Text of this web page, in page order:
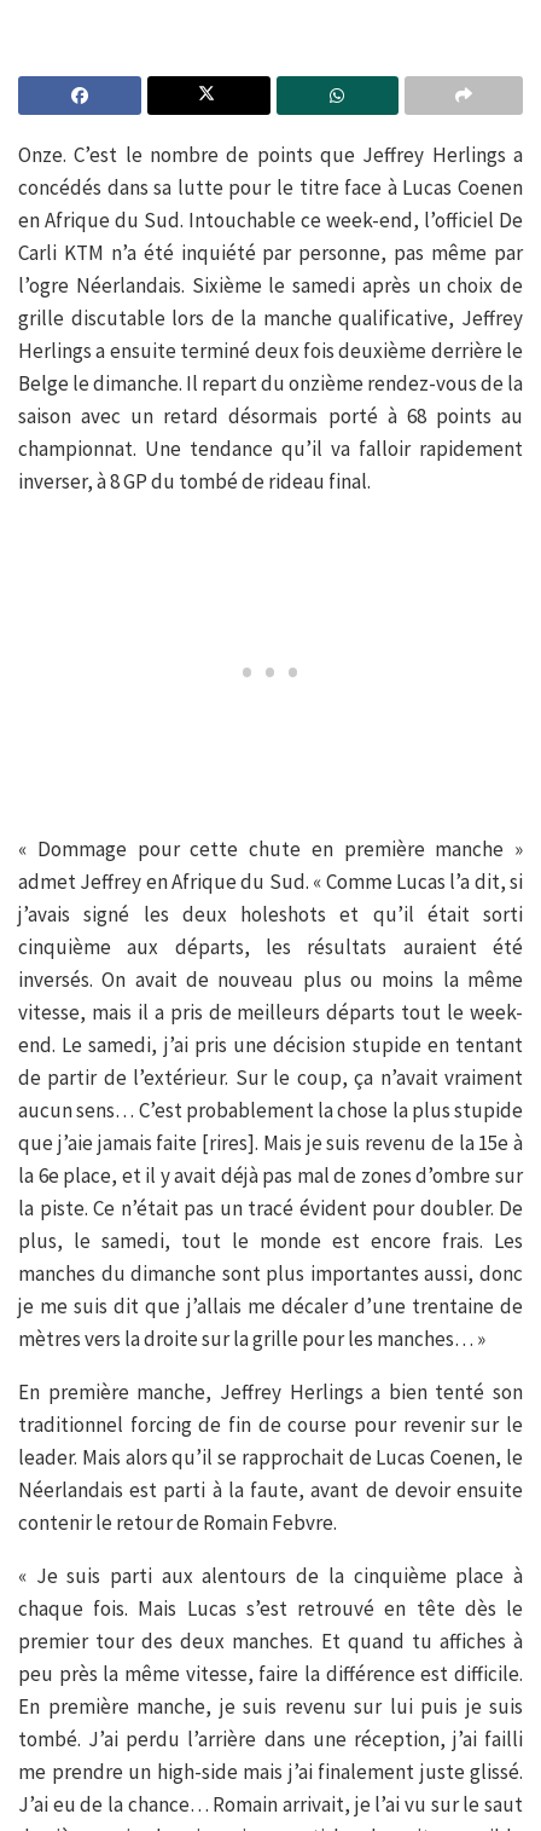
Onze. C’est le nombre de points que Jeffrey Herlings a
concédés dans sa lutte pour le titre face à Lucas Coenen
en Afrique du Sud. Intouchable ce week-end, l’officiel De
Carli KTM n’a été inquiété par personne, pas même par
l’ogre Néerlandais. Sixième le samedi après un choix de
grille discutable lors de la manche qualificative, Jeffrey
Herlings a ensuite terminé deux fois deuxième derrière le
Belge le dimanche. Il repart du onzième rendez-vous de la
saison avec un retard désormais porté à 68 points au
championnat. Une tendance qu’il va falloir rapidement
inverser, à 8 GP du tombé de rideau final.
« Dommage pour cette chute en première manche »
admet Jeffrey en Afrique du Sud. « Comme Lucas l’a dit, si
j’avais signé les deux holeshots et qu’il était sorti
cinquième aux départs, les résultats auraient été
inversés. On avait de nouveau plus ou moins la même
vitesse, mais il a pris de meilleurs départs tout le week-
end. Le samedi, j’ai pris une décision stupide en tentant
de partir de l’extérieur. Sur le coup, ça n’avait vraiment
aucun sens… C’est probablement la chose la plus stupide
que j’aie jamais faite [rires]. Mais je suis revenu de la 15e à
la 6e place, et il y avait déjà pas mal de zones d’ombre sur
la piste. Ce n’était pas un tracé évident pour doubler. De
plus, le samedi, tout le monde est encore frais. Les
manches du dimanche sont plus importantes aussi, donc
je me suis dit que j’allais me décaler d’une trentaine de
mètres vers la droite sur la grille pour les manches… »
En première manche, Jeffrey Herlings a bien tenté son
traditionnel forcing de fin de course pour revenir sur le
leader. Mais alors qu’il se rapprochait de Lucas Coenen, le
Néerlandais est parti à la faute, avant de devoir ensuite
contenir le retour de Romain Febvre.
« Je suis parti aux alentours de la cinquième place à
chaque fois. Mais Lucas s’est retrouvé en tête dès le
premier tour des deux manches. Et quand tu affiches à
peu près la même vitesse, faire la différence est difficile.
En première manche, je suis revenu sur lui puis je suis
tombé. J’ai perdu l’arrière dans une réception, j’ai failli
me prendre un high-side mais j’ai finalement juste glissé.
J’ai eu de la chance… Romain arrivait, je l’ai vu sur le saut